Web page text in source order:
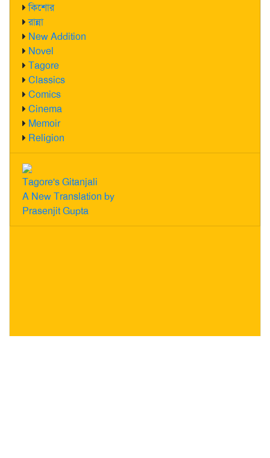
কিশোর
রান্না
New Addition
Novel
Tagore
Classics
Comics
Cinema
Memoir
Religion
Tagore's Gitanjali
A New Translation by
Prasenjit Gupta